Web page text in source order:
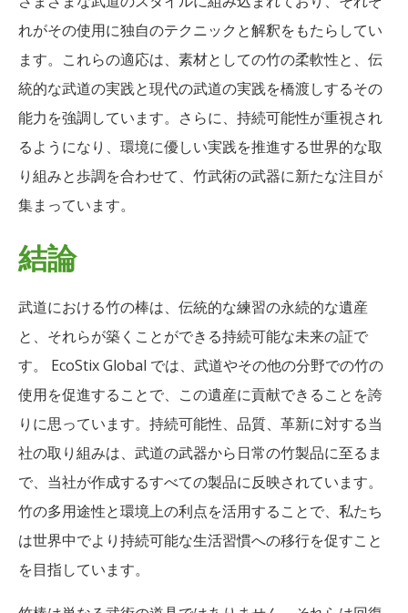
れがその使用に独自のテクニックと解釈をもたらしてい
ます。これらの適応は、素材としての竹の柔軟性と、伝
統的な武道の実践と現代の武道の実践を橋渡しするその
能力を強調しています。さらに、持続可能性が重視され
るようになり、環境に優しい実践を推進する世界的な取
り組みと歩調を合わせて、竹武術の武器に新たな注目が
集まっています。
結論
武道における竹の棒は、伝統的な練習の永続的な遺産
と、それらが築くことができる持続可能な未来の証で
す。 EcoStix Global では、武道やその他の分野での竹の
使用を促進することで、この遺産に貢献できることを誇
りに思っています。持続可能性、品質、革新に対する当
社の取り組みは、武道の武器から日常の竹製品に至るま
で、当社が作成するすべての製品に反映されています。
竹の多用途性と環境上の利点を活用することで、私たち
は世界中でより持続可能な生活習慣への移行を促すこと
を目指しています。